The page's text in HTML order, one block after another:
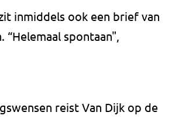
inmiddels ook een brief van
spontaan",
reist Van Dijk op de